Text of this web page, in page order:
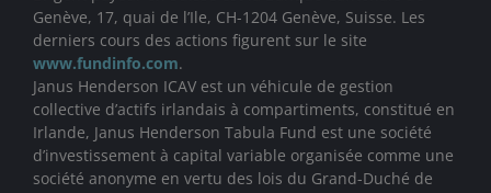
Genève, 17, quai de l’Ile, CH-1204 Genève, Suisse. Les
derniers cours des actions figurent sur le site
www.fundinfo.com.
Janus Henderson ICAV est un véhicule de gestion
collective d’actifs irlandais à compartiments, constitué en
Irlande, Janus Henderson Tabula Fund est une société
d’investissement à capital variable organisée comme une
société anonyme en vertu des lois du Grand-Duché de